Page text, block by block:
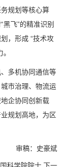
规划等核心算
飞”的精准识别
，形成 “技术攻
多机协同通信等
市治理、物流运
企协同创新载
规划高地，为区
审稿：史豪斌